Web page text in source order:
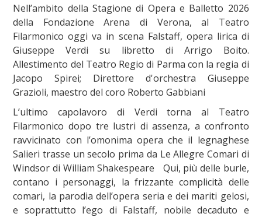
Nell’ambito della Stagione di Opera e Balletto 2026
della Fondazione Arena di Verona, al Teatro
Filarmonico oggi va in scena Falstaff, opera lirica di
Giuseppe Verdi su libretto di Arrigo Boito.
Allestimento del Teatro Regio di Parma con la regia di
Jacopo Spirei; Direttore d'orchestra Giuseppe
Grazioli, maestro del coro Roberto Gabbiani
L’ultimo capolavoro di Verdi torna al Teatro
Filarmonico dopo tre lustri di assenza, a confronto
ravvicinato con l’omonima opera che il legnaghese
Salieri trasse un secolo prima da Le Allegre Comari di
Windsor di William Shakespeare Qui, più delle burle,
contano i personaggi, la frizzante complicità delle
comari, la parodia dell’opera seria e dei mariti gelosi,
e soprattutto l’ego di Falstaff, nobile decaduto e